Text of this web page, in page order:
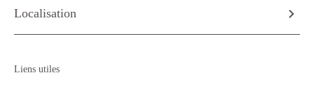
Localisation
Liens utiles